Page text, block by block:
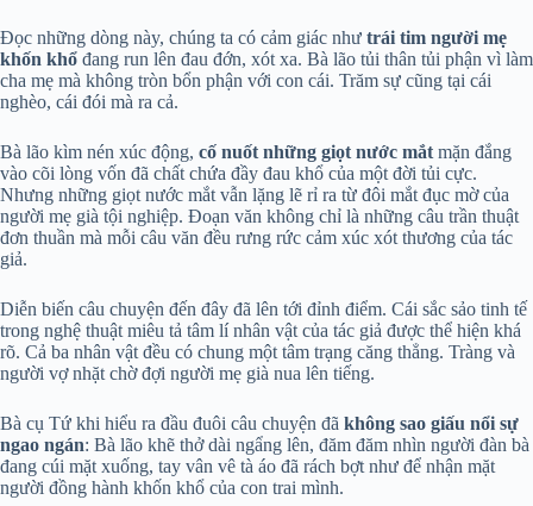
Đọc những dòng này, chúng ta có cảm giác như trái tim người mẹ
khốn khổ đang run lên đau đớn, xót xa. Bà lão tủi thân tủi phận vì làm
cha mẹ mà không tròn bổn phận với con cái. Trăm sự cũng tại cái
nghèo, cái đói mà ra cả.
Bà lão kìm nén xúc động, cố nuốt những giọt nước mắt mặn đắng
vào cõi lòng vốn đã chất chứa đầy đau khổ của một đời tủi cực.
Nhưng những giọt nước mắt vẫn lặng lẽ rỉ ra từ đôi mắt đục mờ của
người mẹ già tội nghiệp. Đoạn văn không chỉ là những câu trần thuật
đơn thuần mà mỗi câu văn đều rưng rức cảm xúc xót thương của tác
giả.
Diễn biến câu chuyện đến đây đã lên tới đỉnh điểm. Cái sắc sảo tinh tế
trong nghệ thuật miêu tả tâm lí nhân vật của tác giả được thể hiện khá
rõ. Cả ba nhân vật đều có chung một tâm trạng căng thẳng. Tràng và
người vợ nhặt chờ đợi người mẹ già nua lên tiếng.
Bà cụ Tứ khi hiểu ra đầu đuôi câu chuyện đã không sao giấu nổi sự
ngao ngán: Bà lão khẽ thở dài ngẩng lên, đăm đăm nhìn người đàn bà
đang cúi mặt xuống, tay vân vê tà áo đã rách bợt như để nhận mặt
người đồng hành khốn khổ của con trai mình.